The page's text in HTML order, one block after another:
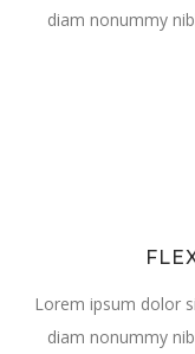
diam nonummy
Lorem ipsum dolor
diam nonummy